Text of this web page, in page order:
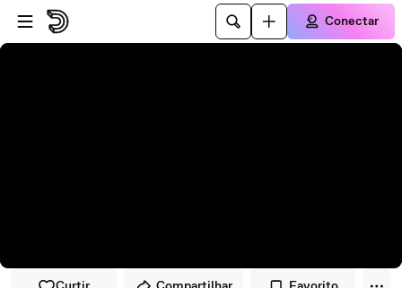
Pular para o player
Ir para o conteúdo principal
Conectar